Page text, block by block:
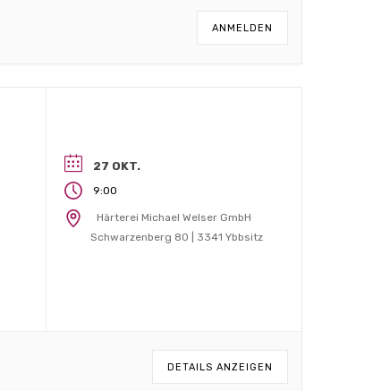
ANMELDEN
27 OKT.
9:00
Härterei Michael Welser GmbH
Schwarzenberg 80 | 3341 Ybbsitz
DETAILS ANZEIGEN